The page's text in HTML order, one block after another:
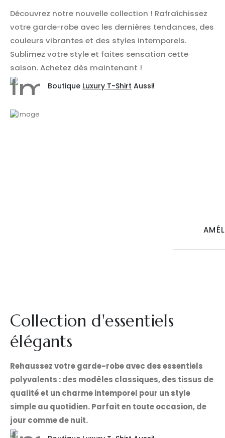
Découvrez notre nouvelle collection ! Rafraîchissez
votre garde-robe avec les dernières tendances, des
couleurs vibrantes et des styles intemporels.
Sublimez votre style et faites sensation cette
saison. Achetez dès maintenant !
Boutique Luxury T-Shirt Aussi!
Collection d'essentiels
élégants
Rehaussez votre garde-robe avec des essentiels
polyvalents : des modèles classiques, des tissus de
qualité et un charme intemporel pour un style
simple au quotidien. Parfait en toute occasion, de
jour comme de nuit.